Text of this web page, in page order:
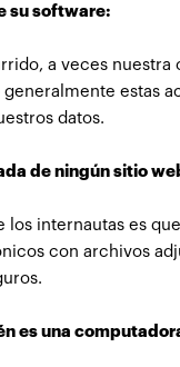
su software:
a veces
estas
datos.
de ningún sitio
los internautas es
con archivos
es una